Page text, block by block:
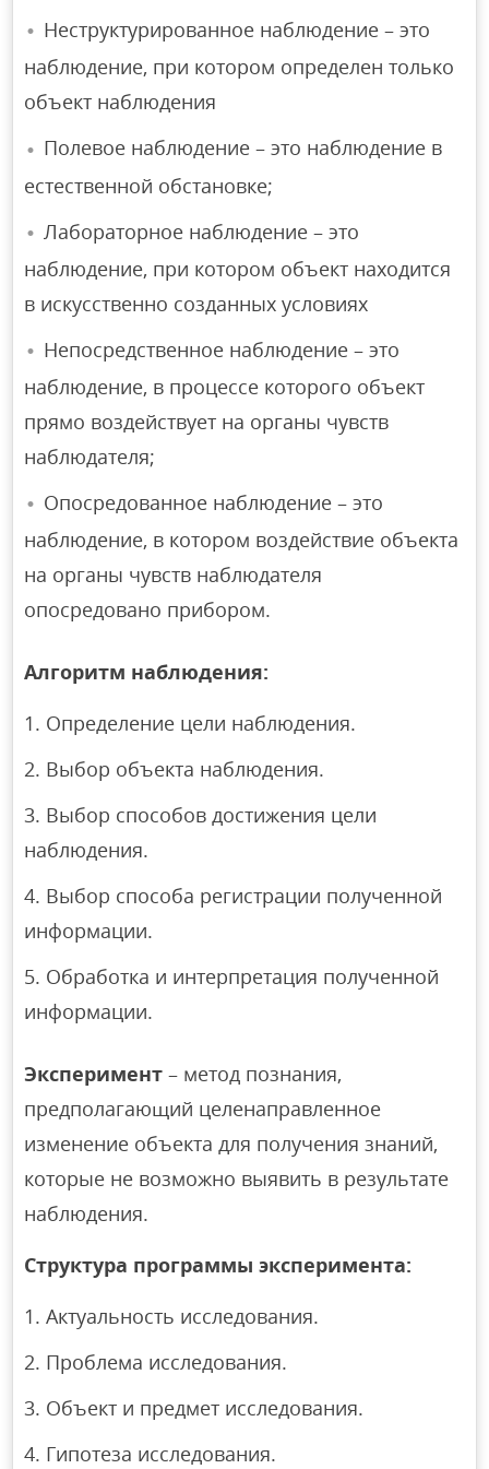
Неструктурированное наблюдение – это
наблюдение, при котором определен только
объект наблюдения
Полевое наблюдение – это наблюдение в
естественной обстановке;
Лабораторное наблюдение – это
наблюдение, при котором объект находится
в искусственно созданных условиях
Непосредственное наблюдение – это
наблюдение, в процессе которого объект
прямо воздействует на органы чувств
наблюдателя;
Опосредованное наблюдение – это
наблюдение, в котором воздействие объекта
на органы чувств наблюдателя
опосредовано прибором.
Алгоритм наблюдения:
Определение цели наблюдения.
Выбор объекта наблюдения.
Выбор способов достижения цели
наблюдения.
Выбор способа регистрации полученной
информации.
Обработка и интерпретация полученной
информации.
Эксперимент – метод познания,
предполагающий целенаправленное
изменение объекта для получения знаний,
которые не возможно выявить в результате
наблюдения.
Структура программы эксперимента:
Актуальность исследования.
Проблема исследования.
Объект и предмет исследования.
Гипотеза исследования.